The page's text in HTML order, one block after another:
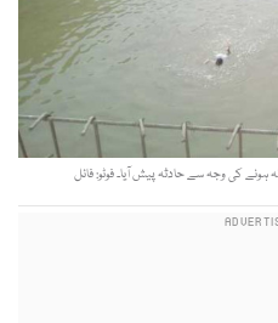
کی وجہ سے حادثہ پیش آیا۔ فوٹو: فائل